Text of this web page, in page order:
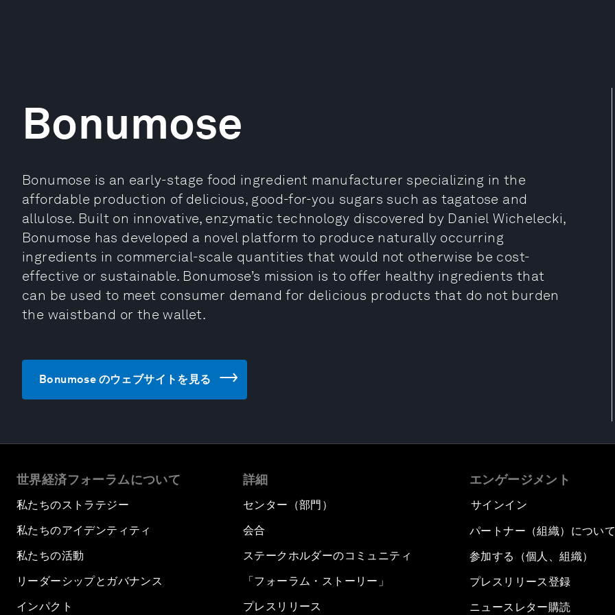
Bonumose
Bonumose is an early-stage food ingredient manufacturer specializing in the
affordable production of delicious, good-for-you sugars such as tagatose and
allulose. Built on innovative, enzymatic technology discovered by Daniel Wichelecki,
Bonumose has developed a novel platform to produce naturally occurring
ingredients in commercial-scale quantities that would not otherwise be cost-
effective or sustainable. Bonumose’s mission is to offer healthy ingredients that
can be used to meet consumer demand for delicious products that do not burden
the waistband or the wallet.
Bonumose のウェブサイトを見る
世界経済フォーラムについて
私たちのストラテジー
私たちのアイデンティティ
私たちの活動
リーダーシップとガバナンス
インパクト
詳細
センター（部門）
会合
ステークホルダーのコミュニティ
「フォーラム・ストーリー」
プレスリリース
エンゲージメント
サインイン
パートナー（組織）について
参加する（個人、組織）
プレスリリース登録
ニュースレター購読